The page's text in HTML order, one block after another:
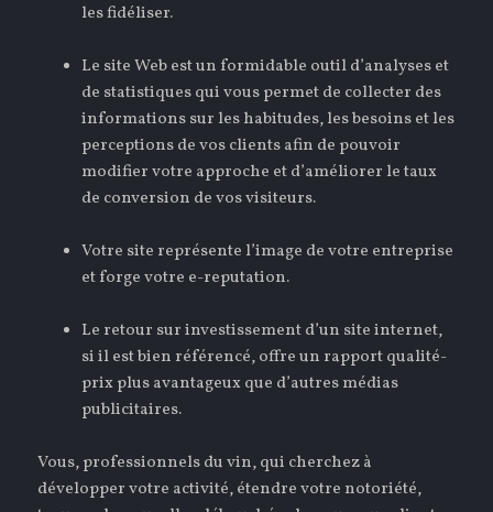
les fidéliser.
Le site Web est un formidable outil d’analyses et
de statistiques qui vous permet de collecter des
informations sur les habitudes, les besoins et les
perceptions de vos clients afin de pouvoir
modifier votre approche et d’améliorer le taux
de conversion de vos visiteurs.
Votre site représente l’image de votre entreprise
et forge votre e-reputation.
Le retour sur investissement d’un site internet,
si il est bien référencé, offre un rapport qualité-
prix plus avantageux que d’autres médias
publicitaires.
Vous, professionnels du vin, qui cherchez à
développer votre activité, étendre votre notoriété,